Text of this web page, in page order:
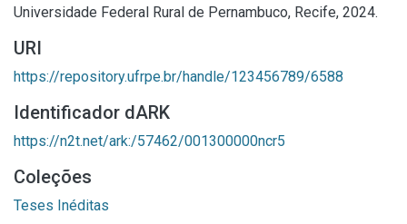
Universidade Federal Rural de Pernambuco, Recife, 2024.
URI
https://repository.ufrpe.br/handle/123456789/6588
Identificador dARK
https://n2t.net/ark:/57462/001300000ncr5
Coleções
Teses Inéditas